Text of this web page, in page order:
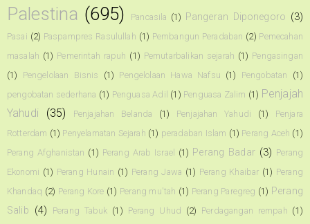
Palestina (695) Pancasila (1) Pangeran Diponegoro (3)
Pasai (2) Paspampres Rasulullah (1) Pembangun Peradaban (2) Pemecahan
masalah (1) Pemerintah rapuh (1) Pemutarbalikan sejarah (1) Pengasingan
(1)
Pengelolaan Bisnis (1) Pengelolaan Hawa Nafsu (1) Pengobatan
(1)
pengobatan sederhana (1) Penguasa Adil (1) Penguasa Zalim (1) Penjajah
Yahudi
(35) Penjajahan Belanda (1) Penjajahan Yahudi (1)
Penjara
Rotterdam (1) Penyelamatan Sejarah (1) peradaban Islam (1) Perang Aceh (1)
Perang Afghanistan (1) Perang Arab Israel (1) Perang Badar (3) Perang
Ekonomi (1) Perang Hunain (1) Perang Jawa (1) Perang Khaibar (1) Perang
Khandaq (2) Perang Kore (1) Perang mu'tah (1) Perang Paregreg (1) Perang
Salib (4) Perang Tabuk (1) Perang Uhud (2) Perdagangan rempah (1)